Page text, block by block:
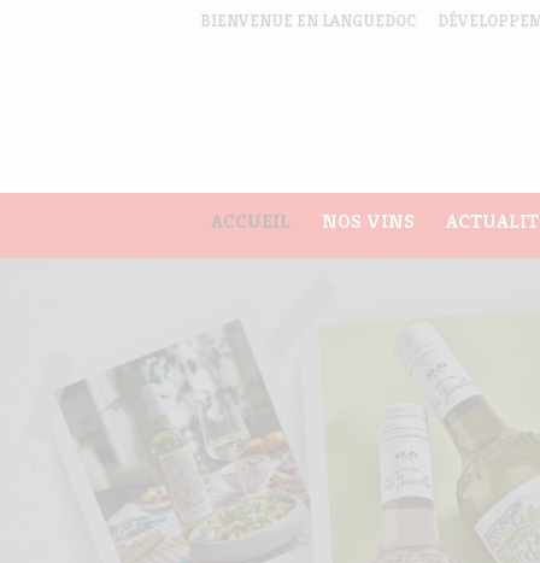
BIENVENUE EN LANGUEDOC
ACCUEIL NOS VINS